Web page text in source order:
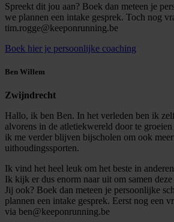
Spreekt dit jou aan? Boek dan meteen je
we plannen een intake gesprek. Toch nog
tim.rogge@keeponrunning.be
Boek hier je persoonlijke coaching
Ben Willem
Zwijndrecht
Hallo, ik ben Ben. In het verleden ben ik
alvorens in de atletiekwereld door te
ik me verder blijven bijscholen om ook
uithoudingssporten.
Ik vind het heel leuk om het beste in
Ik kijk er dus enorm naar uit om samen
Jij ook? Boek dan meteen je persoonlijke
plannen een intake gesprek. Eerst nog een
via ben@keeponrunning.be